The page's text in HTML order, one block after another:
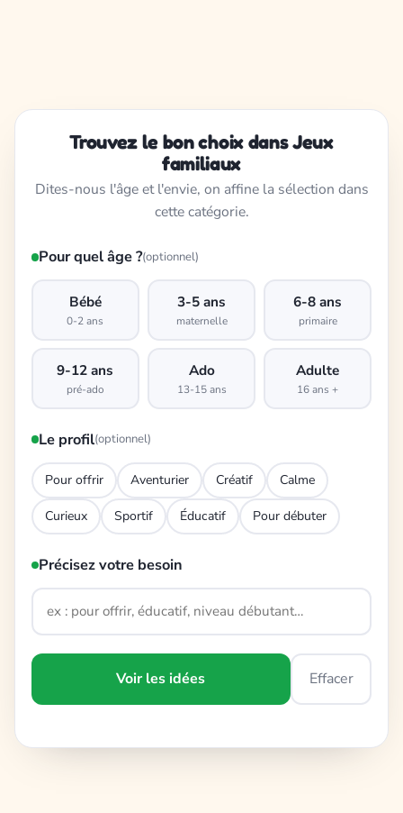
Trouvez le bon choix dans Jeux
familiaux
Dites-nous l'âge et l'envie, on affine la sélection dans
cette catégorie.
Pour quel âge ?(optionnel)
Bébé
0-2 ans
3-5 ans
maternelle
6-8 ans
primaire
9-12 ans
pré-ado
Ado
13-15 ans
Adulte
16 ans +
Le profil(optionnel)
Pour offrir Aventurier Créatif Calme
Curieux Sportif Éducatif Pour débuter
Précisez votre besoin
Voir les idées Effacer